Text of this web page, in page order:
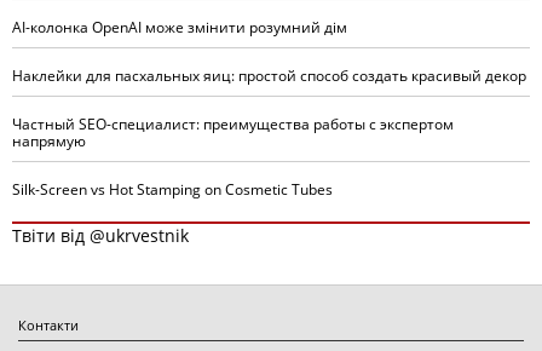
AI-колонка OpenAI може змінити розумний дім
Наклейки для пасхальных яиц: простой способ создать красивый декор
Частный SEO-специалист: преимущества работы с экспертом
напрямую
Silk-Screen vs Hot Stamping on Cosmetic Tubes
Твіти від @ukrvestnik
Контакти